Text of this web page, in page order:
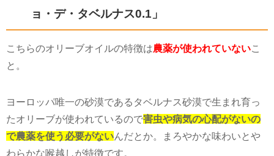
ョ・デ・タベルナス0.1」
こちらのオリーブオイルの特徴は農薬が使われていないこ
と。
ヨーロッパ唯一の砂漠であるタベルナス砂漠で生まれ育っ
たオリーブが使われているので害虫や病気の心配がないの
で農薬を使う必要がないんだとか。まろやかな味わいとや
わらかな喉越しが特徴です。